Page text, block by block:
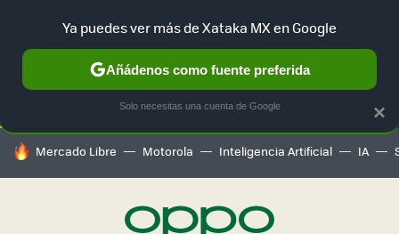
SELECCIÓN GAMING HOME AUTO TERRITORIO
HOY SE HABLA DE
Mercado Libre Motorola Inteligencia Artificial IA
×
Ya puedes ver más de Xataka MX en Google
Añádenos como fuente preferida
Solo necesitas una cuenta de Google